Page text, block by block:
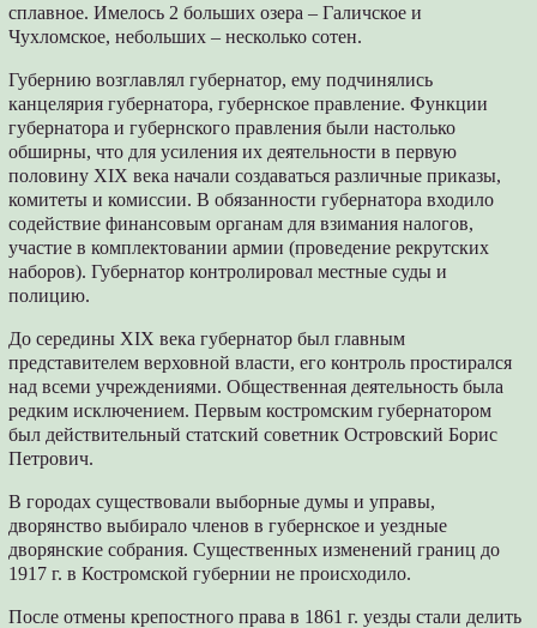
сплавное. Имелось 2 больших озера – Галичское и
Чухломское, небольших – несколько сотен.
Губернию возглавлял губернатор, ему подчинялись
канцелярия губернатора, губернское правление. Функции
губернатора и губернского правления были настолько
обширны, что для усиления их деятельности в первую
половину XIX века начали создаваться различные приказы,
комитеты и комиссии. В обязанности губернатора входило
содействие финансовым органам для взимания налогов,
участие в комплектовании армии (проведение рекрутских
наборов). Губернатор контролировал местные суды и
полицию.
До середины XIX века губернатор был главным
представителем верховной власти, его контроль простирался
над всеми учреждениями. Общественная деятельность была
редким исключением. Первым костромским губернатором
был действительный статский советник Островский Борис
Петрович.
В городах существовали выборные думы и управы,
дворянство выбирало членов в губернское и уездные
дворянские собрания. Существенных изменений границ до
1917 г. в Костромской губернии не происходило.
После отмены крепостного права в 1861 г. уезды стали делить